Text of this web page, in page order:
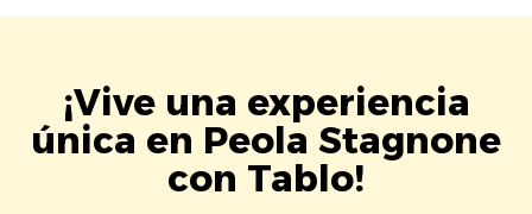
¡Vive una experiencia
única en Peola Stagnone
con Tablo!